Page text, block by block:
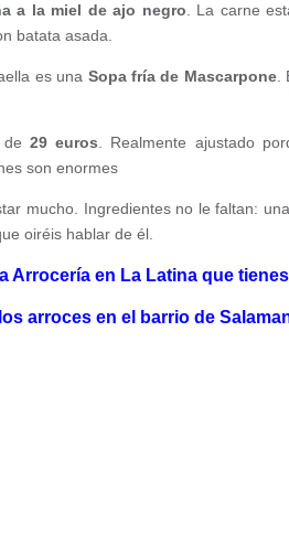
a la miel de ajo negro. La carne
batata asada.
es una Sopa fría de Mascarpone.
29 euros. Realmente ajustado
son enormes
mucho. Ingredientes no le faltan:
oiréis hablar de él.
Arrocería en La Latina que
arroces en el barrio de